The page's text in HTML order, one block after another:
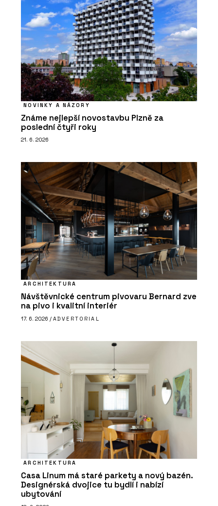
NOVINKY A NÁZORY
Známe nejlepší novostavbu Plzně za
poslední čtyři roky
21. 6. 2026
ARCHITEKTURA
Návštěvnické centrum pivovaru Bernard zve
na pivo i kvalitní interiér
17. 6. 2026 / ADVERTORIAL
ARCHITEKTURA
Casa Linum má staré parkety a nový bazén.
Designérská dvojice tu bydlí i nabízí
ubytování